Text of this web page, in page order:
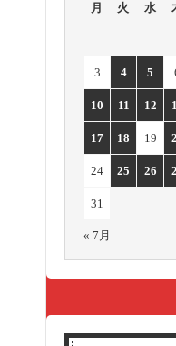
月 火 水
3 4 5
10 11 12
17 18 19
24 25 26
31
« 7月